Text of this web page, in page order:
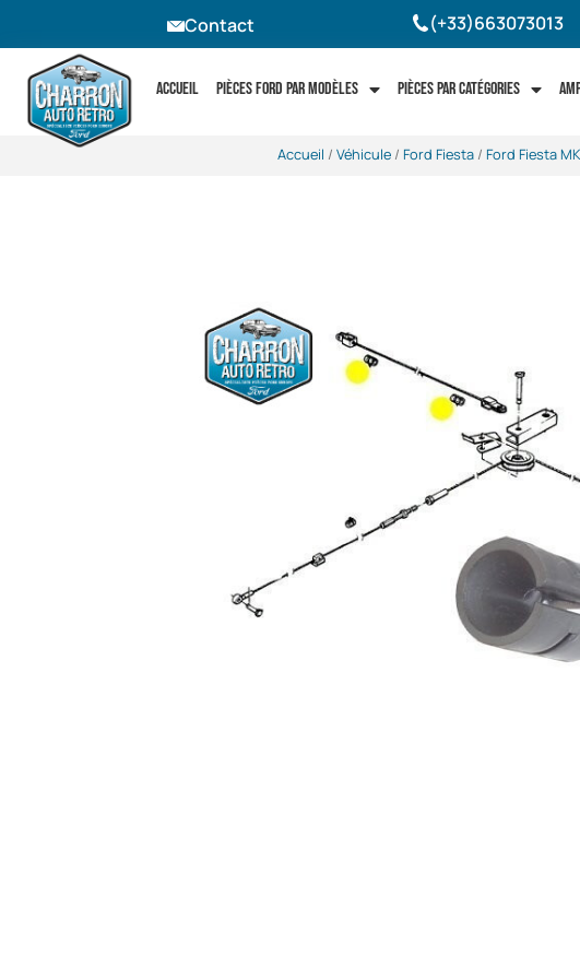
Contact (+33)663073013
Accueil Pièces Ford par modèles Pièces par catégories
Accueil / Véhicule / Ford Fiesta / Ford Fiesta